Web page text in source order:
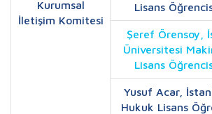
Kurumsal
İletişim Komitesi
Lisans
Şeref Örensoy,
Üniversitesi
Lisans
Yusuf Acar,
Hukuk Lisans